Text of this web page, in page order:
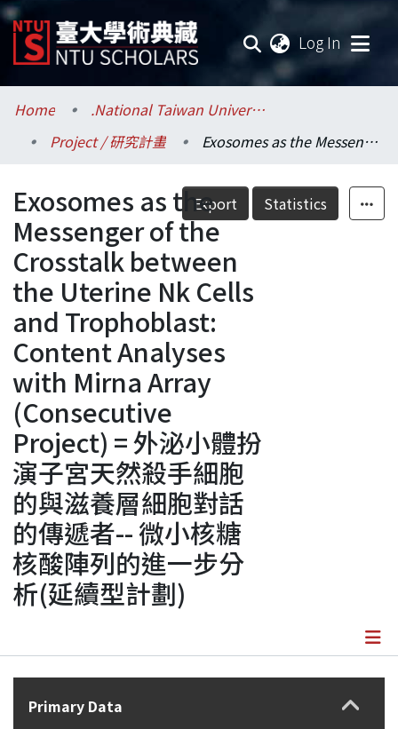
Log In
Communities & Collections
Research Outputs
Fundings & Projects
Researchers
Organizations
Statistics
Home
.National Taiwan University / 國立臺灣大學
Project / 研究計畫
Exosomes as the Messenger of the Crosstalk between the Uterine Nk Cells and Trophoblast: Content Analyses with Mirna Array (Consecutive Project) = 外泌小體扮演子宮天然殺手細胞的與滋養層細胞對話的傳遞者-- 微小核糖核酸陣列的進一步分析(延續型計劃)
Export Statistics
Exosomes as the
Messenger of the
Crosstalk between
the Uterine Nk Cells
and Trophoblast:
Content Analyses
with Mirna Array
(Consecutive
Project) = 外泌小體扮
演子宮天然殺手細胞
的與滋養層細胞對話
的傳遞者-- 微小核糖
核酸陣列的進一步分
析(延續型計劃)
Details
Primary Data